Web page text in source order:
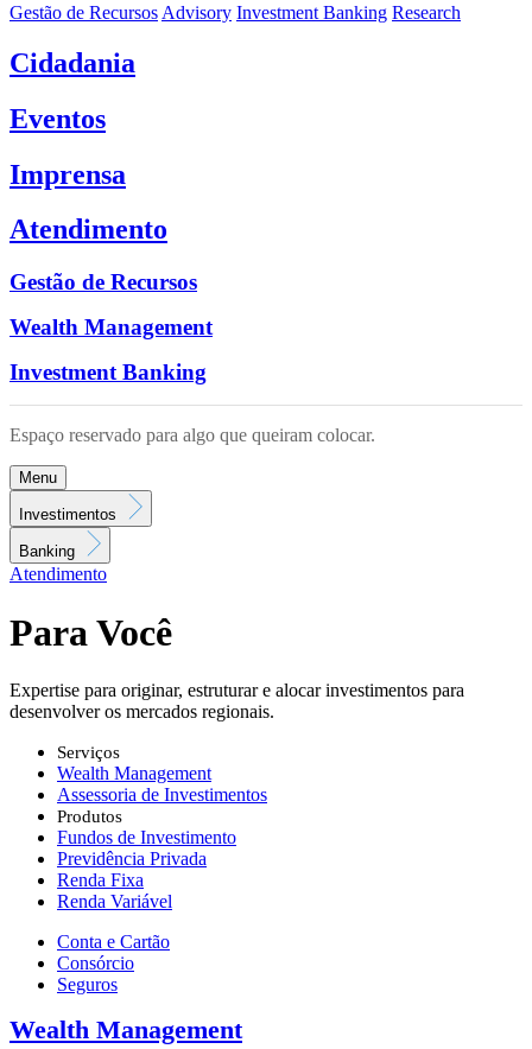
Gestão de Recursos Advisory Investment Banking Research
Cidadania
Eventos
Imprensa
Atendimento
Gestão de Recursos
Wealth Management
Investment Banking
Espaço reservado para algo que queiram colocar.
Menu
Investimentos
Banking
Atendimento
Para Você
Expertise para originar, estruturar ​e alocar investimentos para
desenvolver os mercados regionais.
Serviços
Wealth Management
Assessoria de Investimentos
Produtos
Fundos de Investimento
Previdência Privada
Renda Fixa
Renda Variável
Conta e Cartão
Consórcio
Seguros
Wealth Management